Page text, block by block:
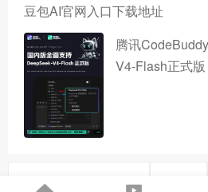
豆包AI官网入口下载地址
腾讯
V4-Flash正式